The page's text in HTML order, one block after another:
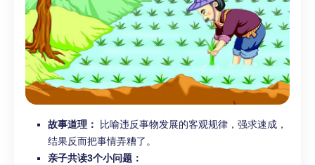
故事道理：
比喻违反事物发展的客观规律，强求速成，
结果反而把事情弄糟了。
亲子共读3个小问题：